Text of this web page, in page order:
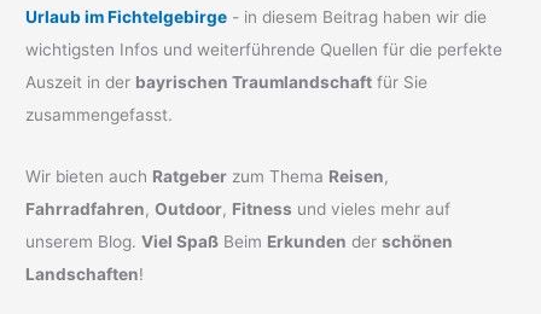
Urlaub im Fichtelgebirge - in diesem Beitrag haben wir die
wichtigsten Infos und weiterführende Quellen für die perfekte
Auszeit in der bayrischen Traumlandschaft für Sie
zusammengefasst.
Wir bieten auch Ratgeber zum Thema Reisen,
Fahrradfahren,Outdoor, Fitness und vieles mehr auf
unserem Blog.Viel Spaß Beim Erkunden derschönen
Landschaften!